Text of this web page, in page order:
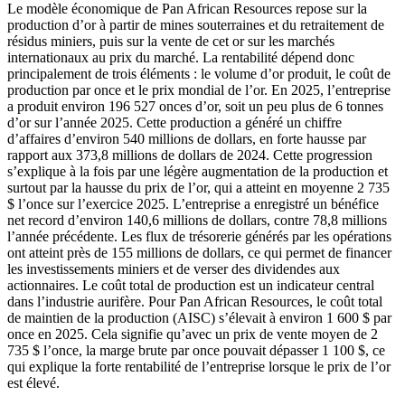
Le modèle économique de Pan African Resources repose sur la
production d’or à partir de mines souterraines et du retraitement de
résidus miniers, puis sur la vente de cet or sur les marchés
internationaux au prix du marché. La rentabilité dépend donc
principalement de trois éléments : le volume d’or produit, le coût de
production par once et le prix mondial de l’or. En 2025, l’entreprise
a produit environ 196 527 onces d’or, soit un peu plus de 6 tonnes
d’or sur l’année 2025. Cette production a généré un chiffre
d’affaires d’environ 540 millions de dollars, en forte hausse par
rapport aux 373,8 millions de dollars de 2024. Cette progression
s’explique à la fois par une légère augmentation de la production et
surtout par la hausse du prix de l’or, qui a atteint en moyenne 2 735
$ l’once sur l’exercice 2025. L’entreprise a enregistré un bénéfice
net record d’environ 140,6 millions de dollars, contre 78,8 millions
l’année précédente. Les flux de trésorerie générés par les opérations
ont atteint près de 155 millions de dollars, ce qui permet de financer
les investissements miniers et de verser des dividendes aux
actionnaires. Le coût total de production est un indicateur central
dans l’industrie aurifère. Pour Pan African Resources, le coût total
de maintien de la production (AISC) s’élevait à environ 1 600 $ par
once en 2025. Cela signifie qu’avec un prix de vente moyen de 2
735 $ l’once, la marge brute par once pouvait dépasser 1 100 $, ce
qui explique la forte rentabilité de l’entreprise lorsque le prix de l’or
est élevé.